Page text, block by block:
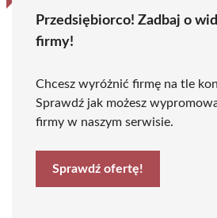
Przedsiębiorco! Zadbaj o
firmy!
Chcesz wyróżnić firmę na tle
Sprawdź jak możesz
firmy w naszym serwisie.
Sprawdź ofertę!